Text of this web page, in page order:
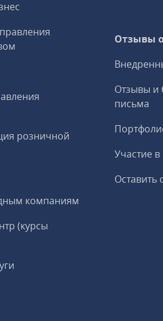
розничной
компаниям
(курсы
Отзывы
Отзывы и
письма
Участие
Оставить